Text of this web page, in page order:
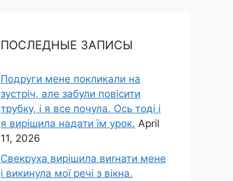
ПОСЛЕДНЫЕ ЗАПИСЫ
Подруги мене покликали на
зустріч, але забули повісити
трубку, і я все почула. Ось тоді і
я вирішила надати їм урок. April
11, 2026
Свекруха вирішила виrнати мене
і викинула мої речі з вікна.